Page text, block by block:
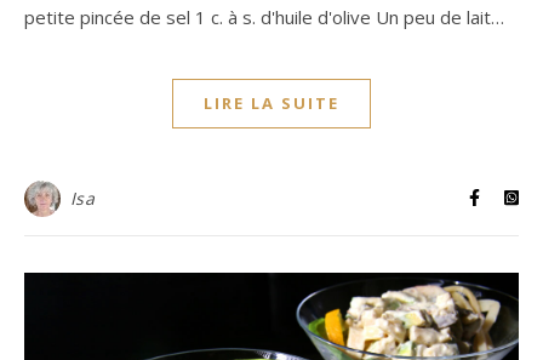
petite pincée de sel 1 c. à s. d'huile d'olive Un peu de lait…
LIRE LA SUITE
Isa